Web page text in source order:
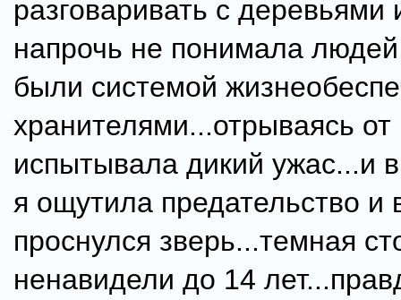
разговаривать с
напрочь не понимала
были системой
хранителями...отрываясь от
испытывала дикий ужас...и
я ощутила предательство и
проснулся зверь...темная
ненавидели до 14